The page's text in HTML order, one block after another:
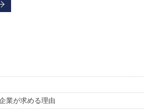
業が求める理由